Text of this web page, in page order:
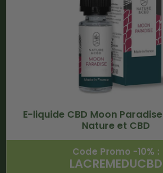
E-liquide CBD Moon
Nature et CBD
Code Promo -10% :
LACREMEDUCBD